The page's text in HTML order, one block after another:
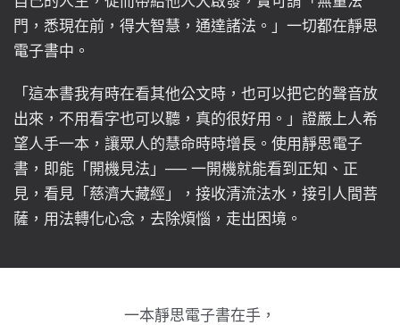
門，悉現在前，得大智慧，通達諸法。」一切都在靜思
電子書中。
「這本書我有時在看其他公文時，也可以把它的聲音放
出來，不用看字也可以聽，真的很好用。」證嚴上人希
望人手一本，讓眾人的慧命時時增長。使用靜思電子
書，即能「開機見法」── 一開機就能看到正知、正
見，看見「慈濟大藏經」，接收清流法水，接引人間菩
薩，用法轉化心念，去除煩惱，走出困境。
一本靜思電子書在手，